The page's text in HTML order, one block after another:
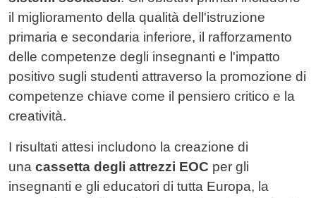
il miglioramento della qualità dell'istruzione
primaria e secondaria inferiore, il rafforzamento
delle competenze degli insegnanti e l'impatto
positivo sugli studenti attraverso la promozione di
competenze chiave come il pensiero critico e la
creatività.
I risultati attesi includono la creazione di
una cassetta degli attrezzi EOC per gli
insegnanti e gli educatori di tutta Europa, la